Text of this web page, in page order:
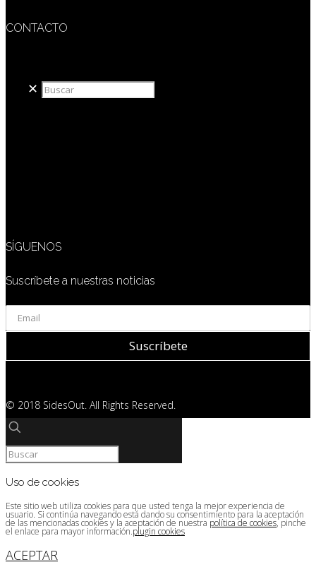
CONTACTO
✕
SÍGUENOS
Suscríbete a nuestras noticias
© 2018 SidesOut. All Rights Reserved.
Uso de cookies
Este sitio web utiliza cookies para que usted tenga la mejor experiencia de
usuario. Si continúa navegando está dando su consentimiento para la aceptación
de las mencionadas cookies y la aceptación de nuestra política de cookies, pinche
el enlace para mayor información.plugin cookies
ACEPTAR